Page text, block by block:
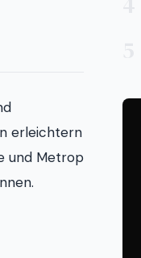
erleichtern
und Metrop